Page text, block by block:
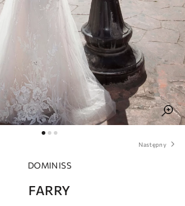
Następny
DOMINISS
FARRY